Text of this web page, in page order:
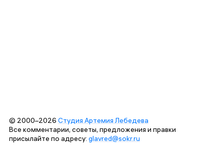
© 2000–2026 Студия Артемия Лебедева
Все комментарии, советы, предложения и правки
присылайте по адресу: glavred@sokr.ru